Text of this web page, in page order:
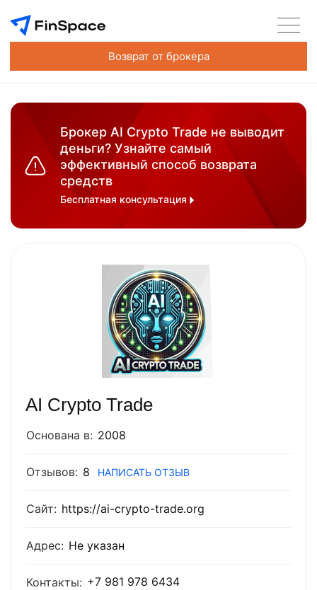
Возврат от брокера
Брокер AI Crypto Trade не выводит
деньги? Узнайте самый
эффективный способ возврата
средств
Бесплатная консультация
AI Crypto Trade
Основана в: 2008
Отзывов: 8 НАПИСАТЬ ОТЗЫВ
Сайт: https://ai-crypto-trade.org
Адрес: Не указан
Контакты: +7 981 978 6434